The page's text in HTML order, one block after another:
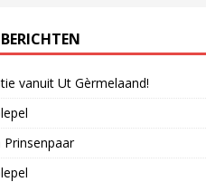
vanuit Ut Gèrmelaand!
Prinsenpaar